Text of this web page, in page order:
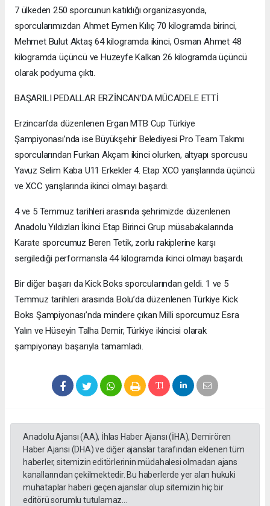
7 ülkeden 250 sporcunun katıldığı organizasyonda,
sporcularımızdan Ahmet Eymen Kılıç 70 kilogramda birinci,
Mehmet Bulut Aktaş 64 kilogramda ikinci, Osman Ahmet 48
kilogramda üçüncü ve Huzeyfe Kalkan 26 kilogramda üçüncü
olarak podyuma çıktı.
BAŞARILI PEDALLAR ERZİNCAN’DA MÜCADELE ETTİ
Erzincan’da düzenlenen Ergan MTB Cup Türkiye
Şampiyonası’nda ise Büyükşehir Belediyesi Pro Team Takımı
sporcularından Furkan Akçam ikinci olurken, altyapı sporcusu
Yavuz Selim Kaba U11 Erkekler 4. Etap XCO yarışlarında üçüncü
ve XCC yarışlarında ikinci olmayı başardı.
4 ve 5 Temmuz tarihleri arasında şehrimizde düzenlenen
Anadolu Yıldızları İkinci Etap Birinci Grup müsabakalarında
Karate sporcumuz Beren Tetik, zorlu rakiplerine karşı
sergilediği performansla 44 kilogramda ikinci olmayı başardı.
Bir diğer başarı da Kick Boks sporcularından geldi. 1 ve 5
Temmuz tarihleri arasında Bolu’da düzenlenen Türkiye Kick
Boks Şampiyonası’nda mindere çıkan Milli sporcumuz Esra
Yalın ve Hüseyin Talha Demir, Türkiye ikincisi olarak
şampiyonayı başarıyla tamamladı.
Anadolu Ajansı (AA), İhlas Haber Ajansı (İHA), Demirören
Haber Ajansı (DHA) ve diğer ajanslar tarafından eklenen tüm
haberler, sitemizin editörlerinin müdahalesi olmadan ajans
kanallarından çekilmektedir. Bu haberlerde yer alan hukuki
muhataplar haberi geçen ajanslar olup sitemizin hiç bir
editörü sorumlu tutulamaz...